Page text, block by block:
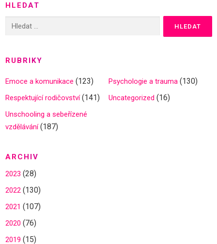
HLEDAT
RUBRIKY
Emoce a komunikace (123) Psychologie a trauma (130)
Respektující rodičovství(141) Uncategorized (16)
Unschooling a sebeřízené
vzdělávání(187)
ARCHIV
2023 (28)
2022 (130)
2021 (107)
2020 (76)
2019 (15)